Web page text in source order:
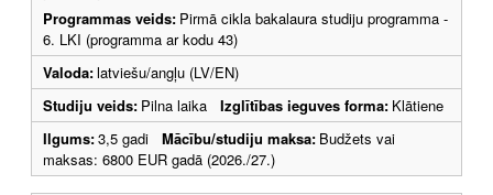
Programmas veids: Pirmā cikla bakalaura studiju programma -
6. LKI (programma ar kodu 43)
Valoda:latviešu/angļu (LV/EN)
Studiju veids: Pilna laika Izglītības ieguves forma: Klātiene
Ilgums:3,5 gadi Mācību/studiju maksa: Budžets vai
maksas: 6800 EUR gadā (2026./27.)